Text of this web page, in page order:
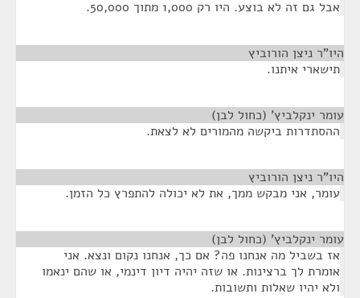
אבל גם זה לא בוצע. היו רק 1,000 מתוך 50,000.
היו"ר ניצן הורוביץ
תישארי איתנו.
עומר ינקלביץ' (כחול לבן)
ההסתדרות ביקשה מהמורים לא לצאת.
היו"ר ניצן הורוביץ
עומר, אני מבקש ממך, את לא יכולה להתפרץ כל הזמן.
עומר ינקלביץ' (כחול לבן)
אז בשביל מה אנחנו פה? אם כך, אנחנו נקום ונצא. אני
אומרת לך ברצינות. או שזה יהיה דיון דינמי, או שהם ינאמו
ולא יהיו שאלות ותשובות.